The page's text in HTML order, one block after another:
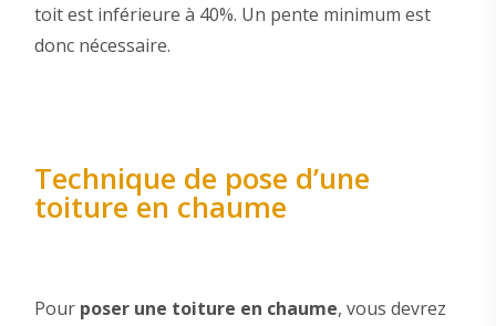
toit est inférieure à 40%. Un pente minimum est
donc nécessaire.
Technique de pose d’une
toiture en chaume
Pour poser une toiture en chaume, vous devrez